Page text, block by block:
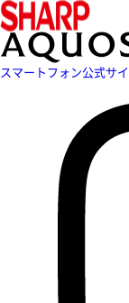
スマートフォン公式サ